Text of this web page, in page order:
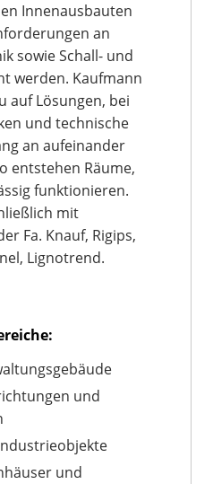
Innenausbauten
an
sowie Schall- und
werden. Kaufmann
auf Lösungen, bei
und technische
an aufeinander
entstehen Räume,
funktionieren.
mit
Fa. Knauf, Rigips,
Lignotrend.
und
und